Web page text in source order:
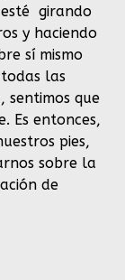
girando
y haciendo
sí mismo
las
sentimos que
Es entonces,
pies,
sobre la
de